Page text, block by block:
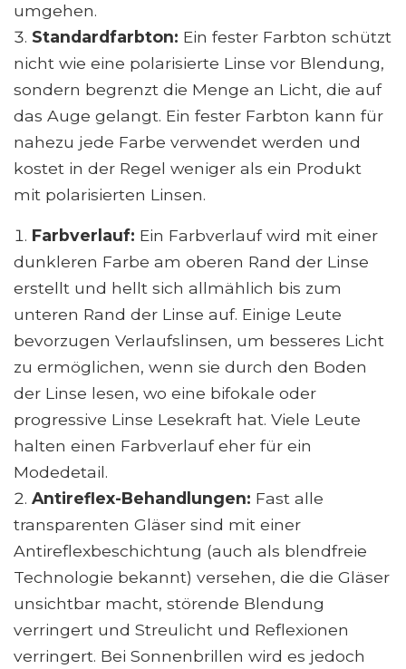
umgehen.
Standardfarbton: Ein fester Farbton schützt
nicht wie eine polarisierte Linse vor Blendung,
sondern begrenzt die Menge an Licht, die auf
das Auge gelangt. Ein fester Farbton kann für
nahezu jede Farbe verwendet werden und
kostet in der Regel weniger als ein Produkt
mit polarisierten Linsen.
Farbverlauf: Ein Farbverlauf wird mit einer
dunkleren Farbe am oberen Rand der Linse
erstellt und hellt sich allmählich bis zum
unteren Rand der Linse auf. Einige Leute
bevorzugen Verlaufslinsen, um besseres Licht
zu ermöglichen, wenn sie durch den Boden
der Linse lesen, wo eine bifokale oder
progressive Linse Lesekraft hat. Viele Leute
halten einen Farbverlauf eher für ein
Modedetail.
Antireflex-Behandlungen: Fast alle
transparenten Gläser sind mit einer
Antireflexbeschichtung (auch als blendfreie
Technologie bekannt) versehen, die die Gläser
unsichtbar macht, störende Blendung
verringert und Streulicht und Reflexionen
verringert. Bei Sonnenbrillen wird es jedoch